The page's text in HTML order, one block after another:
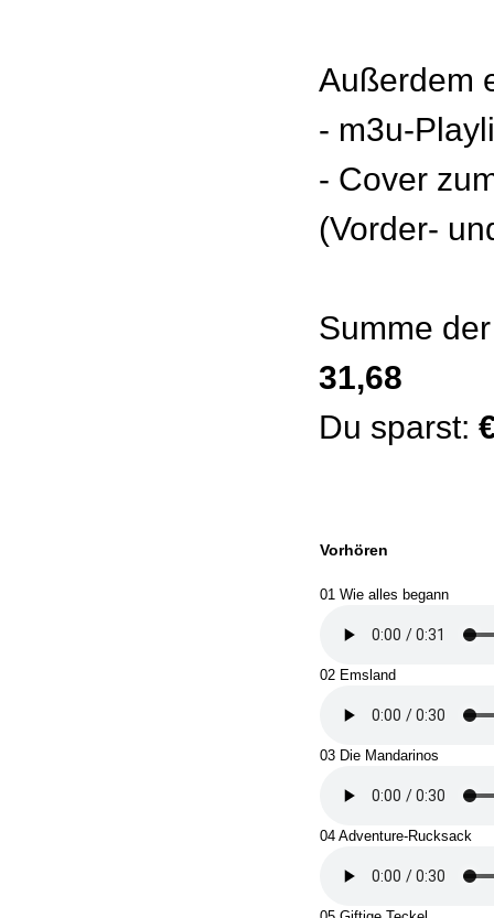
Außerdem
- m3u-
- Cover
(Vorder-
Summe
31,68
Du sparst:
Vorhören
01 Wie alles begann
02 Emsland
03 Die Mandarinos
04 Adventure-Rucksack